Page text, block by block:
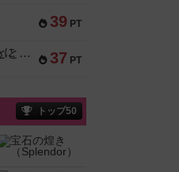
39 PT
37 PT
フリップ７：復讐心とともに
トップ50